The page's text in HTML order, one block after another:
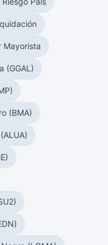
Mayorista
(GGAL)
(BMA)